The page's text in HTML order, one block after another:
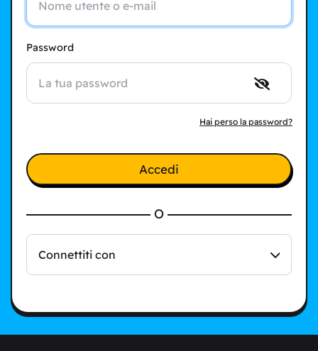
Password
Hai perso la password?
Accedi
O
Connettiti con